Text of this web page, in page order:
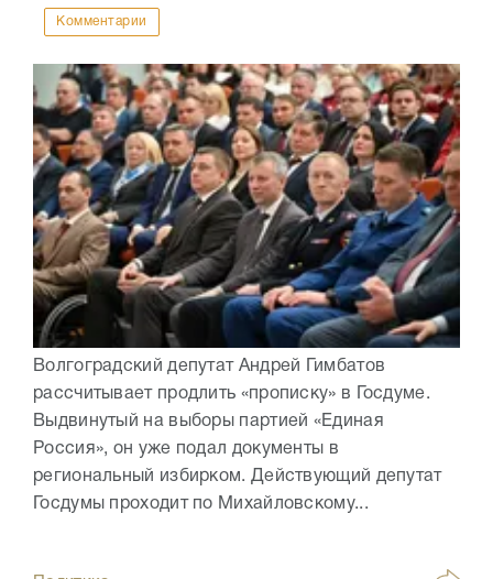
Комментарии
Волгоградский депутат Андрей Гимбатов
рассчитывает продлить «прописку» в Госдуме.
Выдвинутый на выборы партией «Единая
Россия», он уже подал документы в
региональный избирком. Действующий депутат
Госдумы проходит по Михайловскому...